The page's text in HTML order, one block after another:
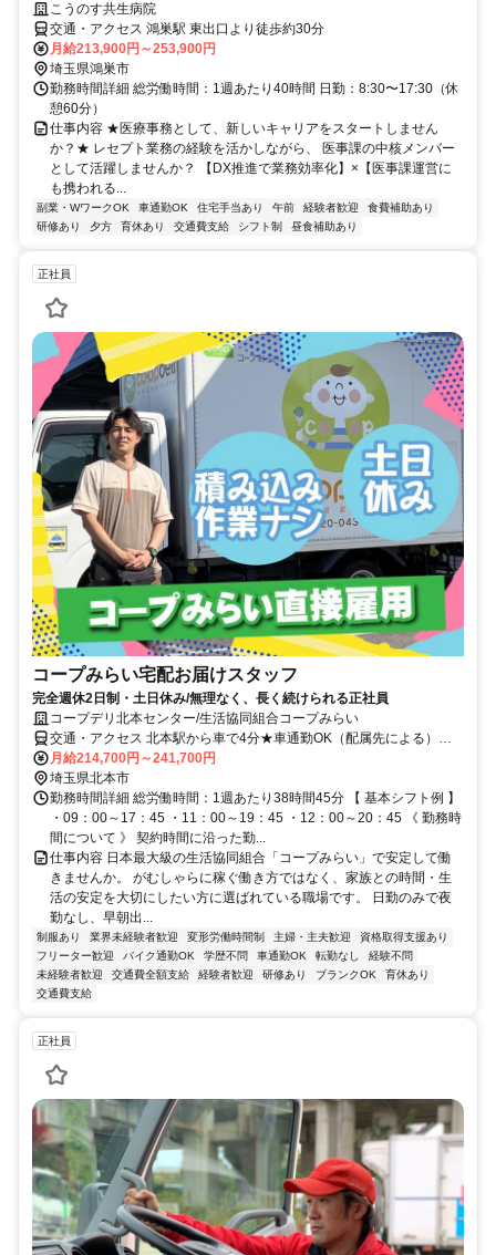
こうのす共生病院
交通・アクセス 鴻巣駅 東出口より徒歩約30分
月給213,900円～253,900円
埼玉県鴻巣市
勤務時間詳細 総労働時間：1週あたり40時間 日勤：8:30〜17:30（休
憩60分）
仕事内容 ★医療事務として、新しいキャリアをスタートしません
か？★ レセプト業務の経験を活かしながら、 医事課の中核メンバー
として活躍しませんか？ 【DX推進で業務効率化】×【医事課運営に
も携われる...
副業・WワークOK 車通勤OK 住宅手当あり 午前 経験者歓迎
食費補助あり
研修あり
夕方 育休あり 交通費支給 シフト制 昼食補助あり
正社員
コープみらい宅配お届けスタッフ
完全週休2日制・土日休み/無理なく、長く続けられる正社員
コープデリ北本センター/生活協同組合コープみらい
交通・アクセス 北本駅から車で4分★車通勤OK（配属先による）※
配属先は、入職時期や各センターの人員状況を踏まえ、本人の希望を
考慮した上で、募集場所を含む通勤可能な範囲のセンターから決定し
ます。
月給214,700円～241,700円
埼玉県北本市
勤務時間詳細 総労働時間：1週あたり38時間45分 【 基本シフト例 】
・09：00～17：45 ・11：00～19：45 ・12：00～20：45 《 勤務時
間について 》 契約時間に沿った勤...
仕事内容 日本最大級の生活協同組合「コープみらい」で安定して働
きませんか。 がむしゃらに稼ぐ働き方ではなく、家族との時間・生
活の安定を大切にしたい方に選ばれている職場です。 日勤のみで夜
勤なし、早朝出...
制服あり 業界未経験者歓迎 変形労働時間制 主婦・主夫歓迎
資格取得支援あり
フリーター歓迎
バイク通勤OK 学歴不問 車通勤OK 転勤なし
経験不問
未経験者歓迎
交通費全額支給 経験者歓迎 研修あり ブランクOK
育休あり
交通費支給
正社員